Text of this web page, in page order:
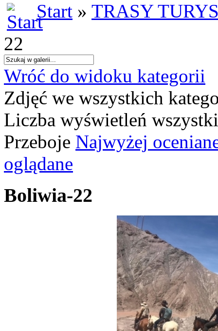
Start » TRASY
22
Wróć do widoku kategorii
Zdjęć we wszystkich
Liczba wyświetleń
Przeboje Najwyżej
oglądane
Boliwia-22